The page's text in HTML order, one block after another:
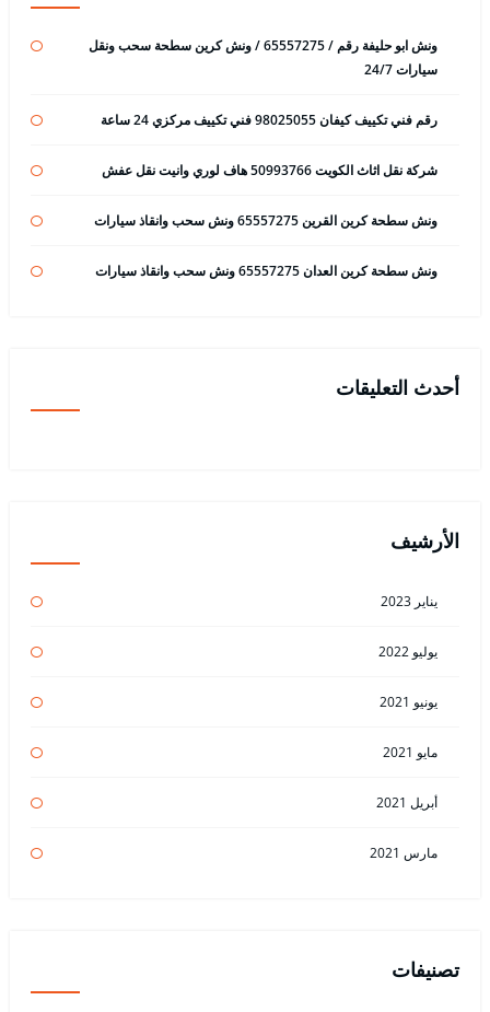
ونش ابو حليفة رقم / 65557275 / ونش كرين سطحة سحب ونقل
سيارات 24/7
رقم فني تكييف كيفان 98025055 فني تكييف مركزي 24 ساعة
شركة نقل اثاث الكويت 50993766 هاف لوري وانيت نقل عفش
ونش سطحة كرين القرين 65557275 ونش سحب وانقاذ سيارات
ونش سطحة كرين العدان 65557275 ونش سحب وانقاذ سيارات
أحدث التعليقات
الأرشيف
يناير 2023
يوليو 2022
يونيو 2021
مايو 2021
أبريل 2021
مارس 2021
تصنيفات